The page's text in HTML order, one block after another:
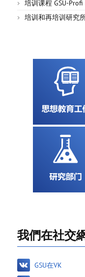
培训课程 GSU-Profi
培训和再培训研究
我們在社交
GSU在VK